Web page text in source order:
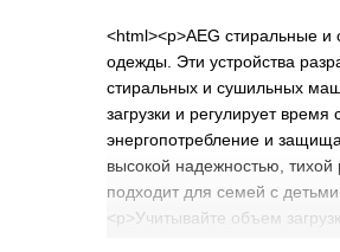
<html><p>AEG стиральные
одежды. Эти устройства
стиральных и сушильных
загрузки и регулирует
энергопотребление и
высокой надежностью,
подходит для семей с
<p>Учитывайте объем